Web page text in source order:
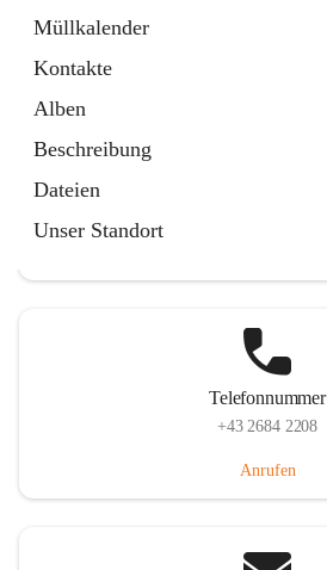
Müllkalender
Kontakte
Alben
Beschreibung
Dateien
Unser Standort
Telefonnummer
+43 2684 2208
Anrufen